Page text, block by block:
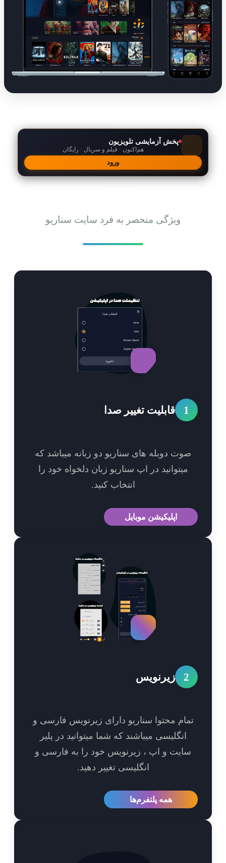
پخش آزمایشی تلویزیون
هم‌اکنون · فیلم و سریال · رایگان
ویژگی منحصر به فرد سایت سناریو
قابلیت تغییر صدا
دوبله های سناریو دو زبانه میباشد که
میتوانید در اپ سناریو زبان دلخواه خود را
انتخاب کنید.
اپلیکیشن موبایل
زیرنویس
محتوا سناریو دارای زیرنویس فارسی و
انگلیسی میباشند که شما میتوانید در پلیر
و اپ ، زیرنویس خود را به فارسی و
انگلیسی تغییر دهید.
همه پلتفرم‌ها